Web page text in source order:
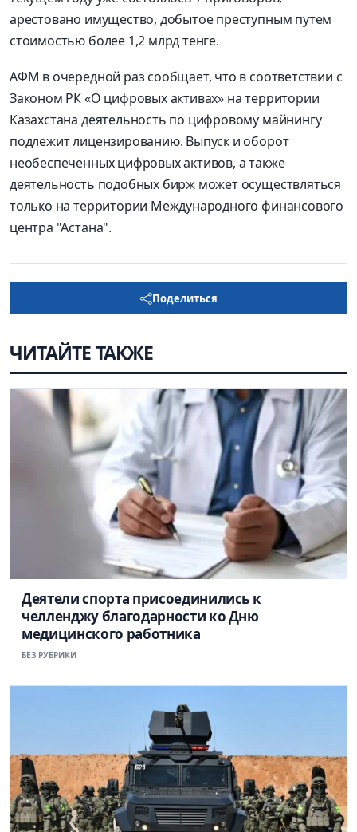
арестовано имущество, добытое преступным путем
стоимостью более 1,2 млрд тенге.
АФМ в очередной раз сообщает, что в соответствии с
Законом РК «О цифровых активах» на территории
Казахстана деятельность по цифровому майнингу
подлежит лицензированию. Выпуск и оборот
необеспеченных цифровых активов, а также
деятельность подобных бирж может осуществляться
только на территории Международного финансового
центра "Астана".
Поделиться
ЧИТАЙТЕ ТАКЖЕ
Деятели спорта присоединились к
челленджу благодарности ко Дню
медицинского работника
БЕЗ РУБРИКИ